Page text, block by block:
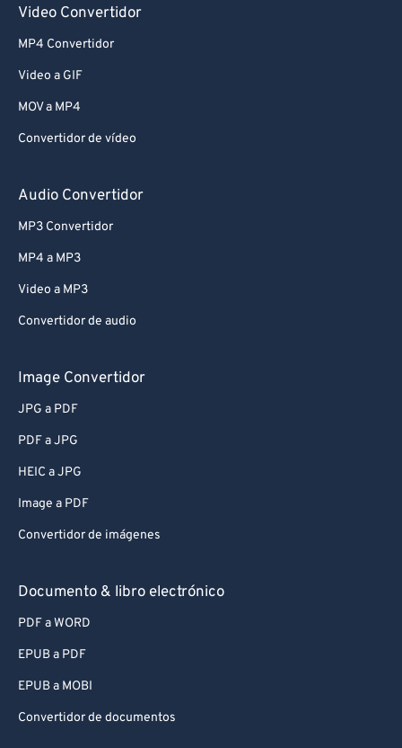
Video Convertidor
MP4 Convertidor
Video a GIF
MOV a MP4
Convertidor de vídeo
Audio Convertidor
MP3 Convertidor
MP4 a MP3
Video a MP3
Convertidor de audio
Image Convertidor
JPG a PDF
PDF a JPG
HEIC a JPG
Image a PDF
Convertidor de imágenes
Documento & libro electrónico
PDF a WORD
EPUB a PDF
EPUB a MOBI
Convertidor de documentos